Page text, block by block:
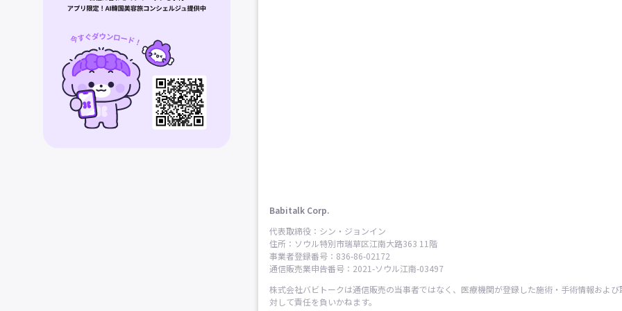
Babitalk Corp.
代表取締役：シン・ジョンイン
住所：ソウル特別市瑞草区江南大路363 11階
事業者登録番号：836-86-02172
通信販売業申告番号：2021-ソウル江南-03497
株式会社バビトークは通信販売の当事者ではなく、医療機関が登録した施術・手術情報および
対して責任を負いかねます。